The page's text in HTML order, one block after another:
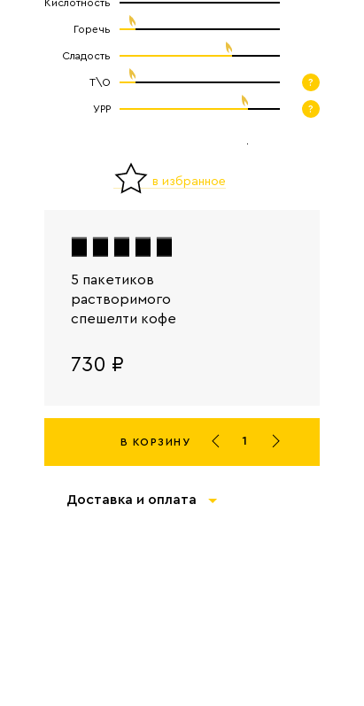
Кислотность
Горечь
Сладость
Т\О ?
УРР ?
в избранное
5 пакетиков
растворимого
спешелти кофе
730 ₽
В КОРЗИНУ
Доставка и оплата